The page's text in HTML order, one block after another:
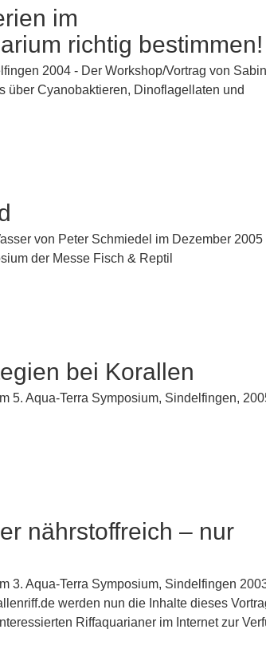
im
richtig bestimmen!
2004 - Der Workshop/Vortrag von
über Cyanobaktieren, Dinoflagellaten und
von Peter Schmiedel im Dezember 2005
der Messe Fisch & Reptil
bei Korallen
5. Aqua-Terra Symposium, Sindelfingen,
nährstoffreich – nur
3. Aqua-Terra Symposium, Sindelfingen
werden nun die Inhalte dieses
Riffaquarianer im Internet zur